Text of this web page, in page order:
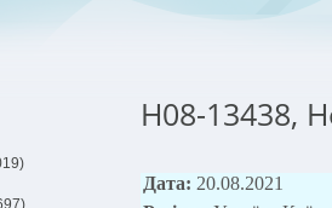
H08-13438,
Дата: 20.08.2021